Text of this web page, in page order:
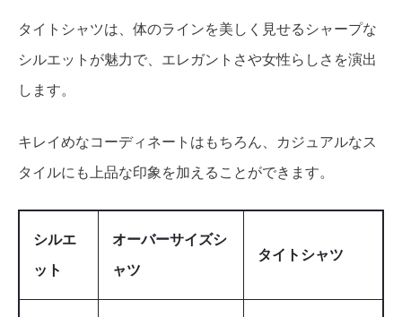
タイトシャツは、体のラインを美しく見せるシャープな
シルエットが魅力で、エレガントさや女性らしさを演出
します。
キレイめなコーディネートはもちろん、カジュアルなス
タイルにも上品な印象を加えることができます。
シルエ
ット
オーバーサイズシ
ャツ
タイトシャツ